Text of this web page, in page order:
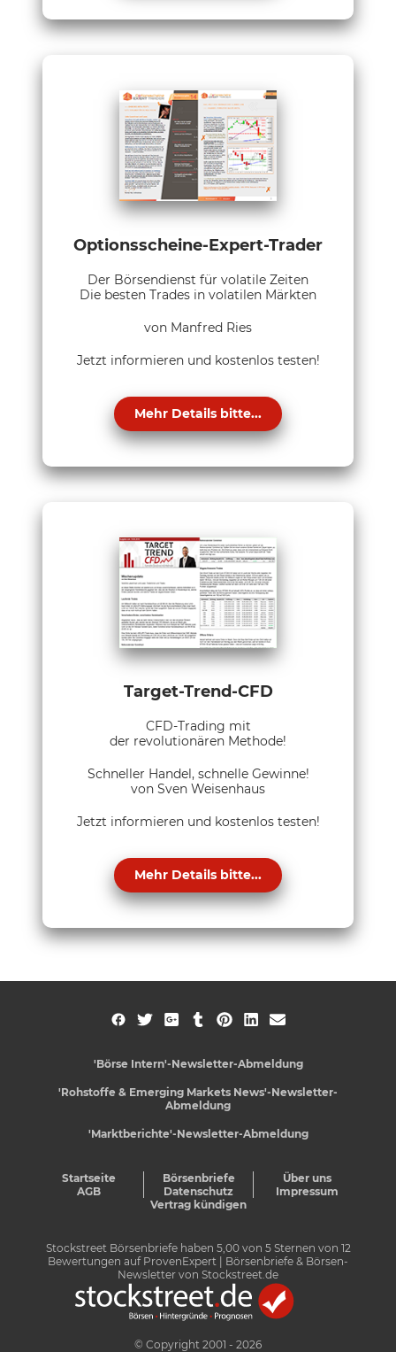
Optionsscheine-Expert-Trader
Der Börsendienst für volatile Zeiten
Die besten Trades in volatilen Märkten
von Manfred Ries
Jetzt informieren und kostenlos testen!
Mehr Details bitte...
Target-Trend-CFD
CFD-Trading mit
der revolutionären Methode!
Schneller Handel, schnelle Gewinne!
von Sven Weisenhaus
Jetzt informieren und kostenlos testen!
Mehr Details bitte...
'Börse Intern'-Newsletter-Abmeldung
'Rohstoffe & Emerging Markets News'-Newsletter-
Abmeldung
'Marktberichte'-Newsletter-Abmeldung
Startseite Börsenbriefe
Über uns
AGB
Datenschutz
Impressum
Vertrag kündigen
Stockstreet Börsenbriefe haben 5,00von 5Sternen von 12
Bewertungen auf ProvenExpert
| Börsenbriefe & Börsen-
Newsletter von Stockstreet.de
© Copyright 2001 - 2026